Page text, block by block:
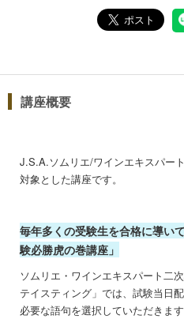
講座概要
J.S.A.ソムリエ/ワインエキスパー
対象とした講座です。
毎年多くの受験生を合格に導い
験必勝虎の巻講座」
ソムリエ・ワインエキスパート二
テイスティング」では、試験当日
必要な語句を選択していただきま